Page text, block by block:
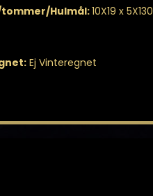
Hulmål:10X19 x 5X130
Ej Vinteregnet